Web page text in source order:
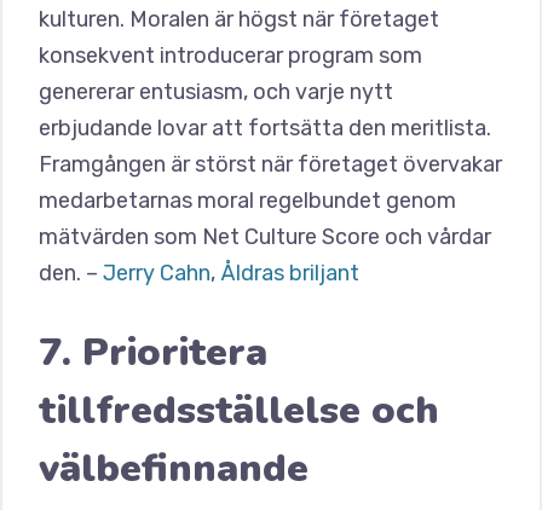
kulturen. Moralen är högst när företaget
konsekvent introducerar program som
genererar entusiasm, och varje nytt
erbjudande lovar att fortsätta den meritlista.
Framgången är störst när företaget övervakar
medarbetarnas moral regelbundet genom
mätvärden som Net Culture Score och vårdar
den. – Jerry Cahn, Åldras briljant
7. Prioritera
tillfredsställelse och
välbefinnande